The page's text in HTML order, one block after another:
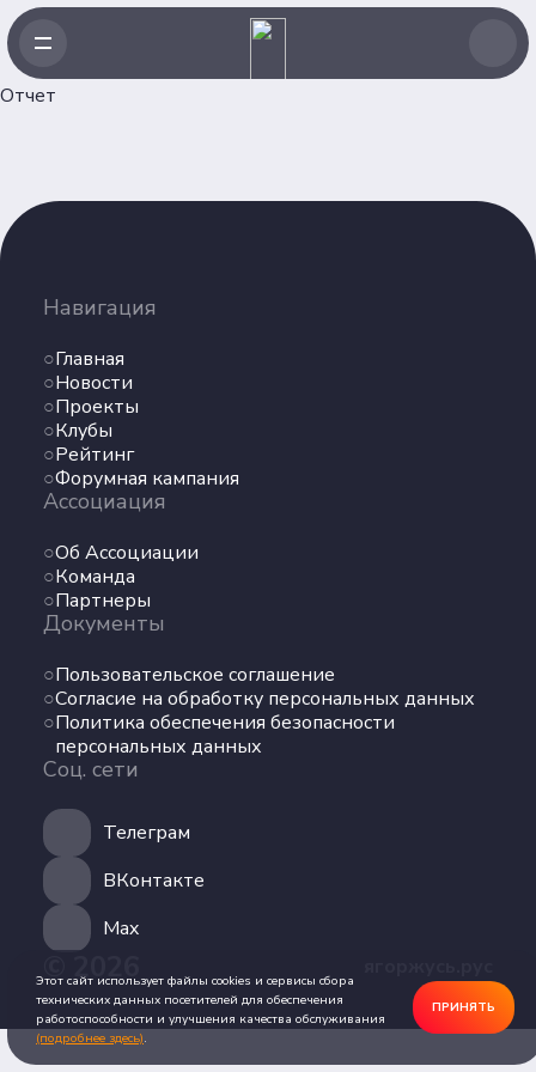
Отчет
Навигация
Главная
Новости
Проекты
Клубы
Рейтинг
Форумная кампания
Ассоциация
Об Ассоциации
Команда
Партнеры
Документы
Пользовательское соглашение
Согласие на обработку персональных данных
Политика обеспечения безопасности
персональных данных
Соц. сети
Телеграм
ВКонтакте
Max
© 2026
Главная
Новости
Проекты
Клубы
Рейтинг
Форумная кампания
Команда
Партнеры
Пользовательское соглашение
Согласие на обработку персональных данных
Политика обеспечения безопасности
персональных данных
сети
Телеграм
ВКонтакте
Max
Этот сайт использует файлы cookies и сервисы сбора
технических данных посетителей для обеспечения
работоспособности и улучшения качества обслуживания
(подробнее здесь).
ПРИНЯТЬ